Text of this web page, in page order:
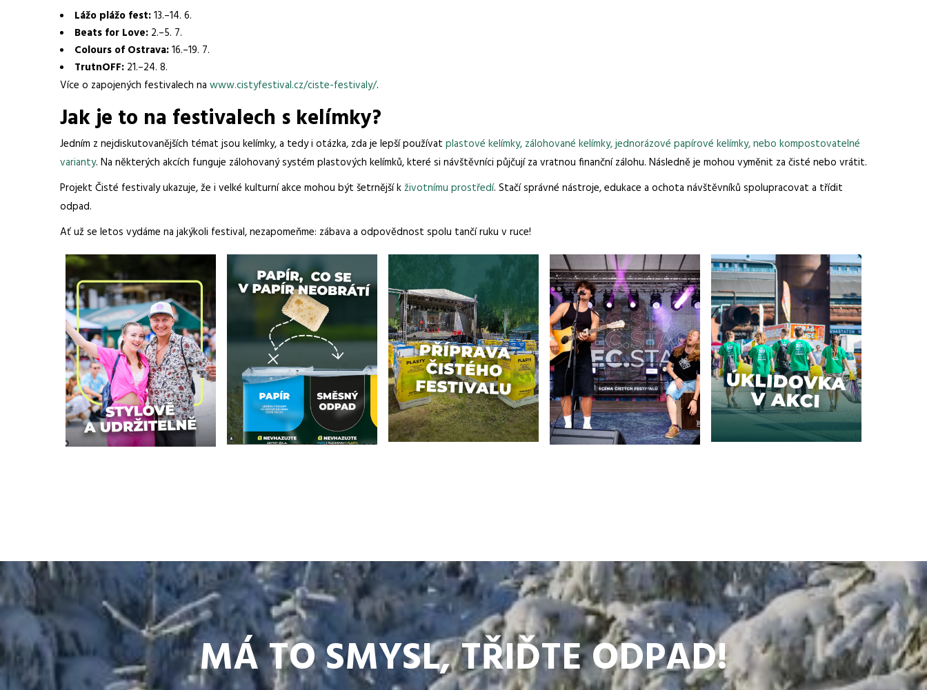
Lážo plážo fest:13.–14. 6.
Beats for Love: 2.–5. 7.
Colours of Ostrava:16.–19. 7.
TrutnOFF: 21.–24. 8.
Více o zapojených festivalech na www.cistyfestival.cz/ciste-festivaly/.
Jak je to na festivalech s kelímky?
Jedním z nejdiskutovanějších témat jsou kelímky, a tedy i otázka, zda je lepší používat plastové kelímky, zálohované kelímky, jednorázové papírové kelímky, nebo kompostovatelné
varianty. Na některých akcích funguje zálohovaný systém plastových kelímků, které si návštěvníci půjčují za vratnou finanční zálohu. Následně je mohou vyměnit za čisté nebo vrátit.
Projekt Čisté festivaly ukazuje, že i velké kulturní akce mohou být šetrnější kživotnímu prostředí. Stačí správné nástroje, edukace a ochota návštěvníků spolupracovat a třídit
odpad.
Ať už se letos vydáme na jakýkoli festival, nezapomeňme: zábava a odpovědnost spolu tančí ruku v ruce!
MÁ TO SMYSL, TŘIĎTE ODPAD!